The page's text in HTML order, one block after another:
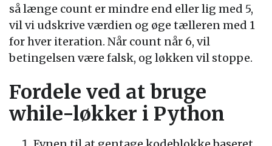
så længe count er mindre end eller lig med 5,
vil vi udskrive værdien og øge tælleren med 1
for hver iteration. Når count når 6, vil
betingelsen være falsk, og løkken vil stoppe.
Fordele ved at bruge
while-løkker i Python